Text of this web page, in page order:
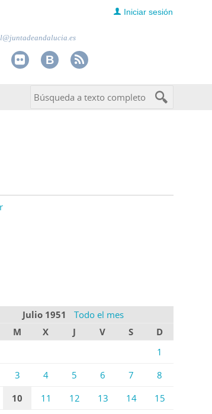
Iniciar sesión
Julio 1951
Todo el mes
M X J V S
D
1
3 4 5 6 7
8
10 11 12 13 14
15